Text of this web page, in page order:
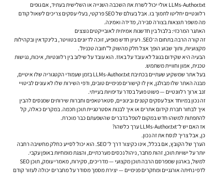
LLMs-Author.txt אולי יכול לשרת את השכבה השנייה או השלישית בעתיד, אם גופים
רלוונטיים יחליטו לתמוך בו. אבל בעולם של SEO פרקטי, בעלי עסקים צריכים לשאול קודם
מה משפר תוצאות בצורה סבירה, מדידה ואמינה.
האתגר המרכזי: בלבול בין חדשנות אמיתית לאובייקטים נוצצים
זה קורה הרבה בתחום ה־SEO. רעיון חדש מופיע, זוכה לדיונים בטוויטר, בלינקדאין ובקהילות
מקצועיות, ותוך שבוע הופך אצל חלק מהשוק ל”חובה טכנית”.
הבעיה היא שקידום בגוגל לא עובד על באזז. הוא עובד על שילוב בין רלוונטיות, איכות, נגישות
טכנית, אמון וחוויית משתמש.
בעל אתר שמשקיע שעתיים בכתיבת LLMs-Author.txt בזמן שעמודי הקטגוריה שלו איטיים,
מבנה האתר שלו מבולגן, אין לו קישורים פנימיים טובים, ודפי השירות שלו לא עונים לביטויי
זנב ארוך רלוונטיים — פשוט פועל בסדר עדיפויות בעייתי.
זה נכון במיוחד אצל עסקים קטנים ובינוניים, סטארטאפים וחברות שירותים שמנסים להבין
איך לבחור חברת קידום אתרים או איך לבנות אסטרטגיית תוכן חכמה. במקרים כאלה, קל
להתפתות למשהו חדש במקום לטפל בדברים שהשפעתם כבר מוכרת.
אז האם יש ל־LLMs-Author.txt ערך כלשהו?
כן, אבל צריך לנסח את זה נכון.
הערך של הקובץ, אם בכלל, אינו כקיצור דרך ל־SEO. הוא יכול לסייע כחלק מחשיבה רחבה
יותר על ישויות תוכן, זהות מחבר, ניהול נכסים מערכתיים, והצגת מומחיות באופן עקבי.
למשל, בארגון שמפרסם הרבה תוכן מקצועי — מדריכים, סקירות, מאמרי עומק, תוכן SEO
לדפי נחיתה אורגניים ומחקרים פנימיים — יצירת מסמך מסודר על מחברים יכולה לעזור קודם